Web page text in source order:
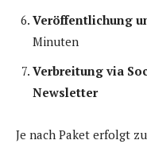
Veröffentlichung
Minuten
Verbreitung via
Newsletter
Je nach Paket erfolgt